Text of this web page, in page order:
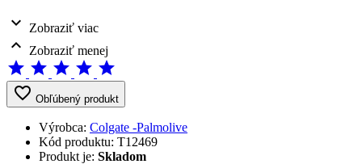
expand_more Zobraziť viac
expand_less Zobraziť menej
star star star star star
favorite_border Obľúbený produkt
Výrobca: Colgate -Palmolive
Kód produktu: T12469
Produkt je: Skladom